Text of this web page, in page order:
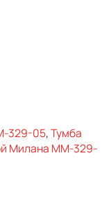
329-05,Тумба
Милана ММ-329-